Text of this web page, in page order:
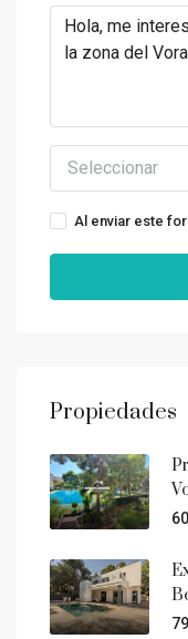
Seleccionar
Al enviar este
Propiedades